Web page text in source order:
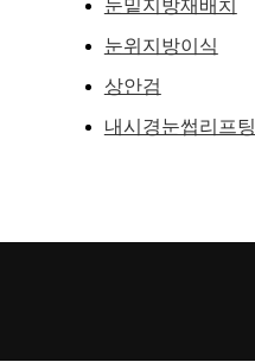
눈밑지방재배치
눈위지방이식
상안검
내시경눈썹리프팅